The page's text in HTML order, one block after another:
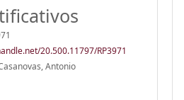
20.500.11797/RP3971
Antonio